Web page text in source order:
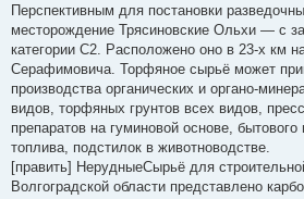
Перспективным для постановки
месторождение Трясиновские Ольхи — с
категории С2. Расположено оно в 23-х км на
Серафимовича. Торфяное сырьё может
производства органических и органо-
видов, торфяных грунтов всех видов,
препаратов на гуминовой основе, бытового
топлива, подстилок в животноводстве.
[править] НерудныеСырьё для
Волгоградской области представлено